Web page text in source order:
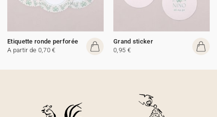
Etiquette ronde perforée
A partir de 0,70 €
Grand sticker
0,95 €